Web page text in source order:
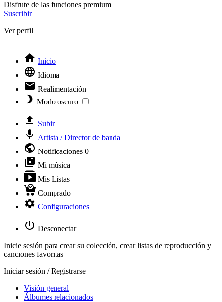
Disfrute de las funciones premium
Suscribir
Ver perfil
Inicio
Idioma
Realimentación
Modo oscuro
Subir
Artista / Director de banda
Notificaciones 0
Mi música
Mis Listas
Comprado
Configuraciones
Desconectar
Inicie sesión para crear su colección, crear listas de reproducción y
canciones favoritas
Iniciar sesión / Registrarse
Visión general
Álbumes relacionados